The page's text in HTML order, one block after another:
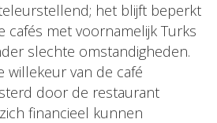
het blijft beperkt
cafés met voornamelijk Turks
slechte omstandigheden.
willekeur van de café
door de restaurant
financieel kunnen